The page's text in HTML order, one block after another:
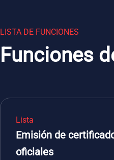
LISTA DE FUNCIONES
Funciones
Lista
Emisión de
oficiales